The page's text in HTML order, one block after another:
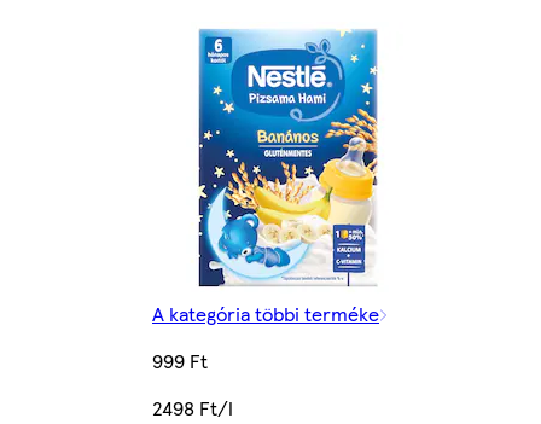
A kategória többi terméke
999 Ft
2498 Ft/l